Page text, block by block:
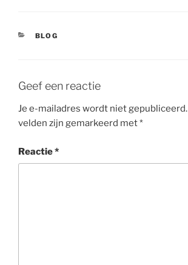
CATEGORIEËN
BLOG
Geef een reactie
Je e-mailadres wordt niet gepubliceerd.
velden zijn gemarkeerd met*
Reactie*